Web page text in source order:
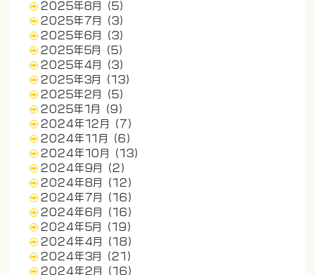
2025年8月
(5)
2025年7月
(3)
2025年6月
(3)
2025年5月
(5)
2025年4月
(3)
2025年3月
(13)
2025年2月
(5)
2025年1月
(9)
2024年12月
(7)
2024年11月
(6)
2024年10月
(13)
2024年9月
(2)
2024年8月
(12)
2024年7月
(16)
2024年6月
(16)
2024年5月
(19)
2024年4月
(18)
2024年3月
(21)
2024年2月
(16)